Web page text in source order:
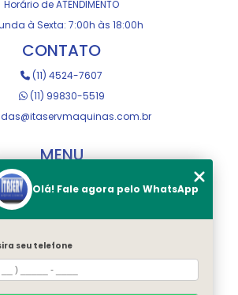
Horário de ATENDIMENTO
à Sexta: 7:00h às 18:00h
CONTATO
(11) 4524-7607
(11) 99830-5519
MENU
MANUTENÇÃO E USINAGEM
LOJA
EQUIPAMENTOS
RASTREAMENTO
Olá! Fale agora pelo WhatsApp
seu telefone